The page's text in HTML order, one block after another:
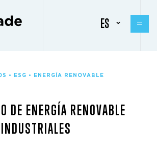
ES
• ESG • ENERGÍA RENOVABLE
DE ENERGÍA RENOVABLE